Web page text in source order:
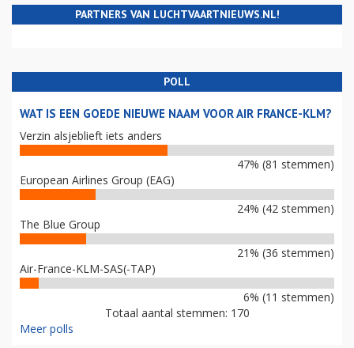
PARTNERS VAN LUCHTVAARTNIEUWS.NL!
POLL
WAT IS EEN GOEDE NIEUWE NAAM VOOR AIR FRANCE-KLM?
Verzin alsjeblieft iets anders
47% (81 stemmen)
European Airlines Group (EAG)
24% (42 stemmen)
The Blue Group
21% (36 stemmen)
Air-France-KLM-SAS(-TAP)
6% (11 stemmen)
Totaal aantal stemmen: 170
Meer polls